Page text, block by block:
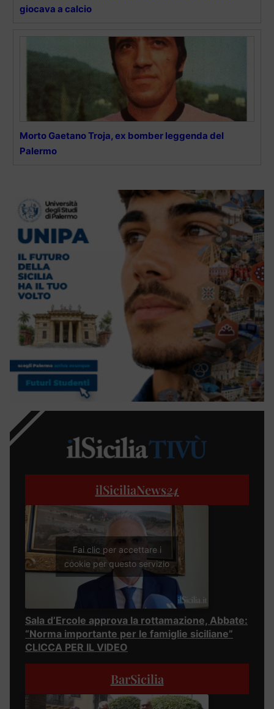
giocava a calcio
Morto Gaetano Troja, ex bomber leggenda del
Palermo
ilSiciliaNews24
Fai clic per accettare i
cookie per questo servizio
Sala d’Ercole approva la rottamazione, Abbate:
“Norma importante per le famiglie siciliane”
CLICCA PER IL VIDEO
BarSicilia